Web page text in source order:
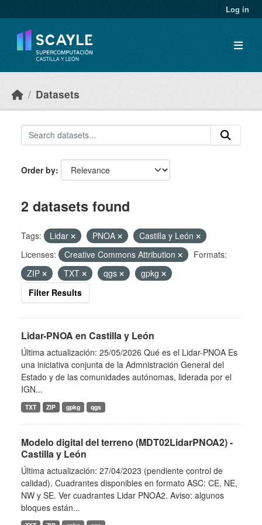
Log in
Datasets
Order by
2 datasets found
Tags: Lidar PNOA
Castilla y León
Licenses:
Creative Commons Attribution
Formats:
ZIP
TXT qgs
gpkg
Filter Results
Lidar-PNOA en Castilla y León
Última actualización: 25/05/2026 Qué es el Lidar-PNOA Es
una iniciativa conjunta de la Admnistración General del
Estado y de las comunidades autónomas, liderada por el
IGN...
TXT ZIP gpkg qgs
Modelo digital del terreno (MDT02LidarPNOA2) -
Castilla y León
Última actualización: 27/04/2023 (pendiente control de
calidad). Cuadrantes disponibles en formato ASC: CE, NE,
NW y SE. Ver cuadrantes Lidar PNOA2. Aviso: algunos
bloques están...